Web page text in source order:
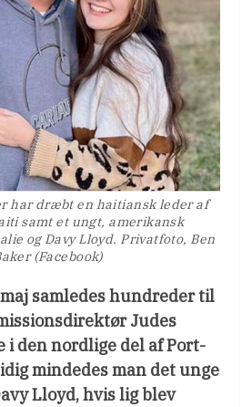
har dræbt en haitiansk leder af
samt et ungt, amerikansk
og Davy Lloyd. Privatfoto, Ben
(Facebook)
samledes hundreder til
Judes
i den nordlige del af Port-
mindedes man det unge
Lloyd, hvis lig blev